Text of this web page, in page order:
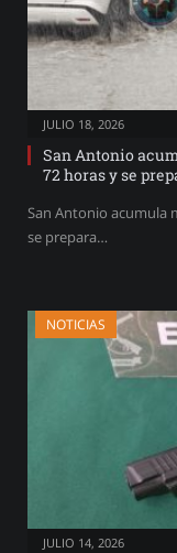
JULIO 18, 2026
San Antonio
72 horas y se
San Antonio acumula
se prepara…
NOTICIAS
JULIO 14, 2026